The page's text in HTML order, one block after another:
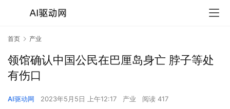
首页 产业
领馆确认中国公民在巴厘岛身亡 脖子等处
有伤口
AI驱动网 2023年5月5日 上午12:17 产业 阅读 417